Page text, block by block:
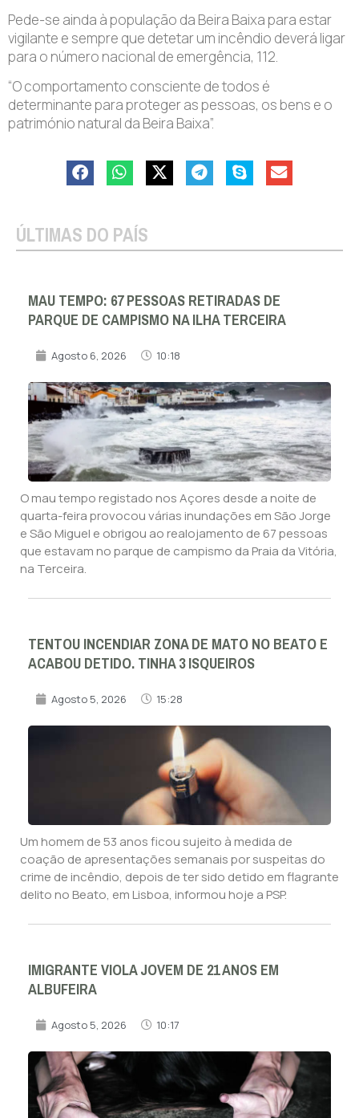
Pede-se ainda à população da Beira Baixa para estar
vigilante e sempre que detetar um incêndio deverá ligar
para o número nacional de emergência, 112.
“O comportamento consciente de todos é
determinante para proteger as pessoas, os bens e o
património natural da Beira Baixa”.
ÚLTIMAS DO PAÍS
MAU TEMPO: 67 PESSOAS RETIRADAS DE
PARQUE DE CAMPISMO NA ILHA TERCEIRA
Agosto 6, 2026 10:18
O mau tempo registado nos Açores desde a noite de
quarta-feira provocou várias inundações em São Jorge
e São Miguel e obrigou ao realojamento de 67 pessoas
que estavam no parque de campismo da Praia da Vitória,
na Terceira.
TENTOU INCENDIAR ZONA DE MATO NO BEATO E
ACABOU DETIDO. TINHA 3 ISQUEIROS
Agosto 5, 2026 15:28
Um homem de 53 anos ficou sujeito à medida de
coação de apresentações semanais por suspeitas do
crime de incêndio, depois de ter sido detido em flagrante
delito no Beato, em Lisboa, informou hoje a PSP.
IMIGRANTE VIOLA JOVEM DE 21 ANOS EM
ALBUFEIRA
Agosto 5, 2026 10:17